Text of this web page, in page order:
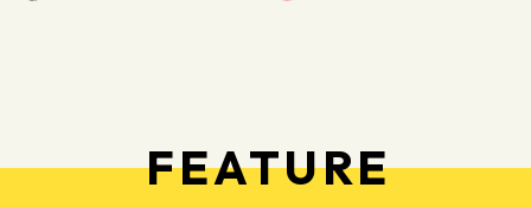
FEATURE